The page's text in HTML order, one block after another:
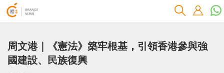
周文港｜《憲法》築牢根基，引領香港參與強
國建設、民族復興